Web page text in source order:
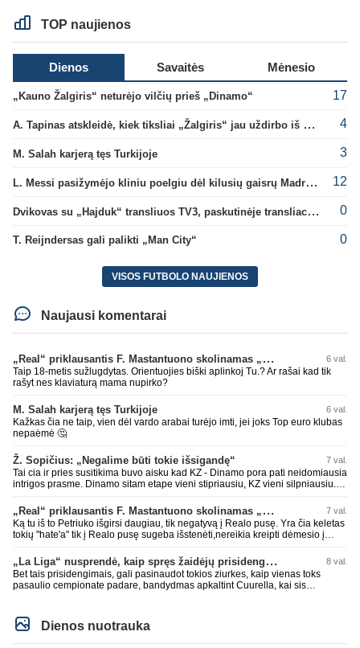
TOP naujienos
Dienos Savaitės Mėnesio
„Kauno Žalgiris“ neturėjo vilčių prieš „Dinamo“ 17
A. Tapinas atskleidė, kiek tiksliai „Žalgiris“ jau uždirbo iš UEFA premijų 4
M. Salah karjerą tęs Turkijoje 3
L. Messi pasižymėjo kliniu poelgiu dėl kilusių gaisrų Madride 12
Dvikovas su „Hajduk“ transliuos TV3, paskutinėje transliacijoje – nauji rekordai 0
T. Reijndersas gali palikti „Man City“ 0
VISOS FUTBOLO NAUJIENOS
Naujausi komentarai
„Real“ priklausantis F. Mastantuono skolinamas „Fiorentina“ ekipai 6 val.
Taip 18-metis sužlugdytas. Orientuojies biški aplinkoj Tu.? Ar rašai kad tik
rašyt nes klaviaturą mama nupirko?
M. Salah karjerą tęs Turkijoje 6 val.
Kažkas čia ne taip, vien dėl vardo arabai turėjo imti, jei joks Top euro klubas
nepaėmė 🤔
Ž. Sopičius: „Negalime būti tokie išsigandę“ 7 val.
Tai cia ir pries susitikima buvo aisku kad KZ - Dinamo pora pati neidomiausia
intrigos prasme. Dinamo sitam etape vieni stipriausiu, KZ vieni silpniausiu.
„Real“ priklausantis F. Mastantuono skolinamas „Fiorentina“ ekipai 7 val.
Ką tu iš to Petriuko išgirsi daugiau, tik negatyvą į Realo pusę. Yra čia keletas
tokių "hate'a" tik į Realo pusę sugeba išstenėti,nereikia kreipti dėmesio į
„La Liga“ nusprendė, kaip spręs žaidėjų prisidengimo burnomis klausimą 8 val.
Bet tais prisidengimais, gali pasinaudot tokios ziurkes, kaip vienas toks
pasaulio cempionate padare, bandydmas apkaltint Cuurella, kai sis
Dienos nuotrauka